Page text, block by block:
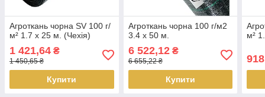
Агроткань чорна SV 100 г/
м² 1.7 х 25 м. (Чехія)
1 421,64 ₴
1 450,65 ₴
Купити
Агроткань чорна 100 г/м2
3.4 х 50 м.
6 522,12₴
6 655,22 ₴
Купити
м²